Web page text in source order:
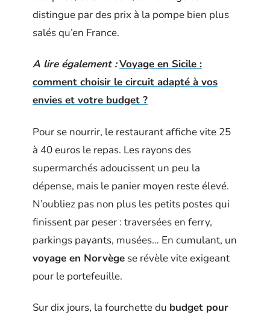
distingue par des prix à la pompe bien plus
salés qu’en France.
A lire également :Voyage en Sicile :
comment choisir le circuit adapté à vos
envies et votre budget ?
Pour se nourrir, le restaurant affiche vite 25
à 40 euros le repas. Les rayons des
supermarchés adoucissent un peu la
dépense, mais le panier moyen reste élevé.
N’oubliez pas non plus les petits postes qui
finissent par peser : traversées en ferry,
parkings payants, musées… En cumulant, un
voyage en Norvège se révèle vite exigeant
pour le portefeuille.
Sur dix jours, la fourchette du budget pour